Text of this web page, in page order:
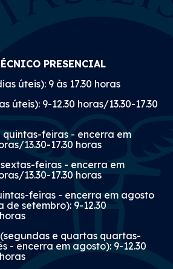
PRESENCIAL
úteis): 9 às 17.30 horas
úteis): 9-12.30 horas/13.30-17.30
quintas-feiras - encerra em
13.30-17.30 horas
feiras - encerra em
13.30-17.30 horas
feiras - encerra em agosto
de setembro): 9-12.30
e quartas quartas-
- encerra em agosto): 9-12.30